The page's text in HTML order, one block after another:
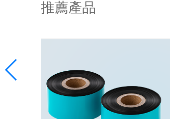
推薦產品